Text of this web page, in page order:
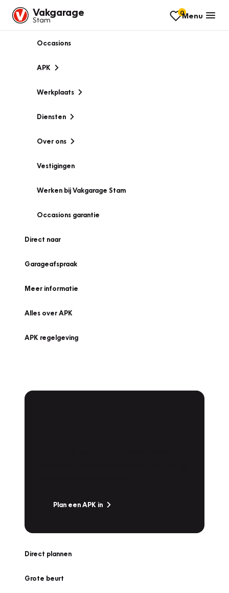
Vakgarage
Stam
0Menu
Occasions
APK
Werkplaats
Diensten
Over ons
Vestigingen
Werken bij Vakgarage Stam
Occasions garantie
Direct naar
Garageafspraak
Meer informatie
Alles over APK
APK regelgeving
Plan een APK in
Direct plannen
Grote beurt